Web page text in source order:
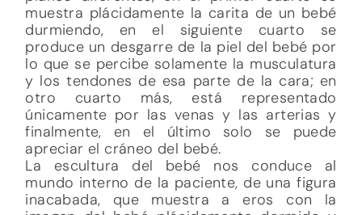
muestra plácidamente la carita de un bebé
durmiendo, en el siguiente cuarto se
produce un desgarre de la piel del bebé por
lo que se percibe solamente la musculatura
y los tendones de esa parte de la cara; en
otro cuarto más, está representado
únicamente por las venas y las arterias y
finalmente, en el último solo se puede
apreciar el cráneo del bebé.
La escultura del bebé nos conduce al
mundo interno de la paciente, de una figura
inacabada, que muestra a eros con la